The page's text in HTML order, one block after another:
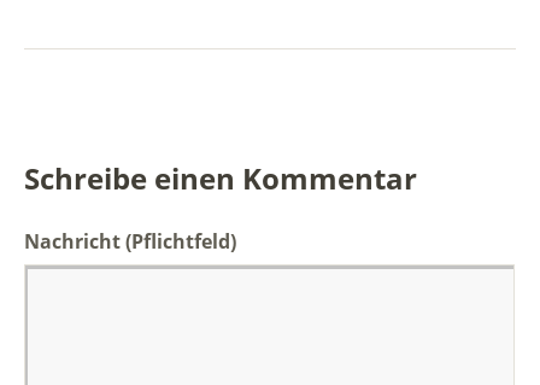
Schreibe einen Kommentar
Nachricht(Pflichtfeld)